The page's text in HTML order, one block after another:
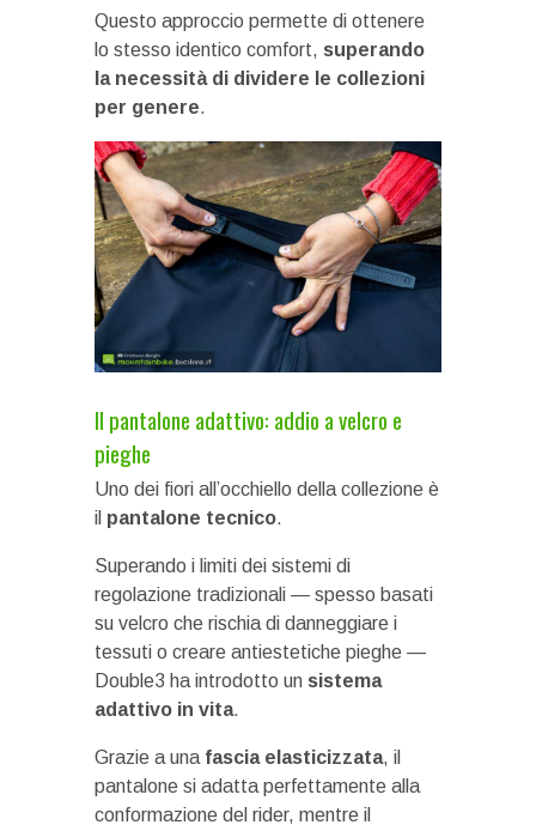
Questo approccio permette di ottenere
lo stesso identico comfort, superando
la necessità di dividere le collezioni
per genere.
Il pantalone adattivo: addio a velcro e
pieghe
Uno dei fiori all’occhiello della collezione è
il pantalone tecnico.
Superando i limiti dei sistemi di
regolazione tradizionali — spesso basati
su velcro che rischia di danneggiare i
tessuti o creare antiestetiche pieghe —
Double3 ha introdotto un sistema
adattivo in vita.
Grazie a una fascia elasticizzata, il
pantalone si adatta perfettamente alla
conformazione del rider, mentre il